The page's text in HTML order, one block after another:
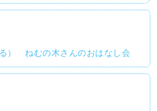
） ねむの木さんのおはなし会